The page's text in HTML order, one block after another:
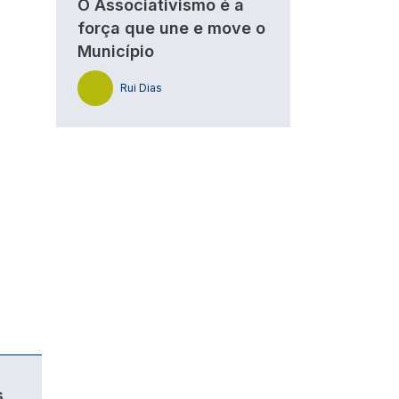
O Associativismo é a
força que une e move o
Município
Rui Dias